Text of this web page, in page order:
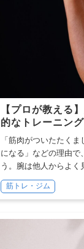
【プロが教える
的なトレーニン
「筋肉がついたたく
になる」などの理由で
う。腕は他人からよく
筋トレ・ジム